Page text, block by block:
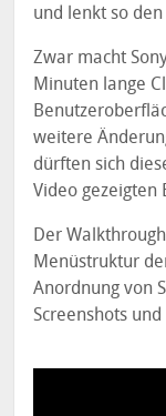
und lenkt so
Zwar macht
Minuten lange
weitere
dürften sich
Video gezeigten
Der
Menüstruktur
Anordnung von
Screenshots und